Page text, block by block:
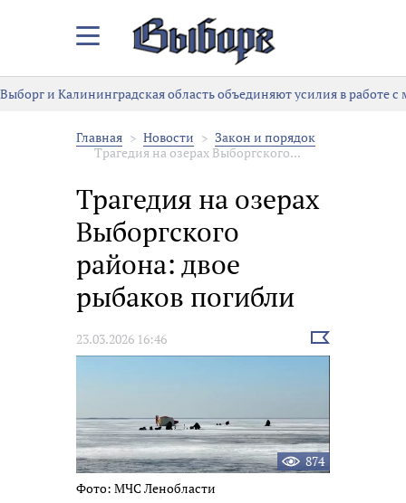
Закрыть/
меню
Выборг и Калининградская область объединяют усилия в работе
Главная Новости
Закон и порядок
Трагедия на озерах Выборгского...
Трагедия на озерах
Выборгского
района: двое
рыбаков погибли
23.03.2026 16:46
Выбрать
новость
874
Фото: МЧС Ленобласти